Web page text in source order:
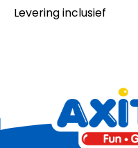
Levering inclusief